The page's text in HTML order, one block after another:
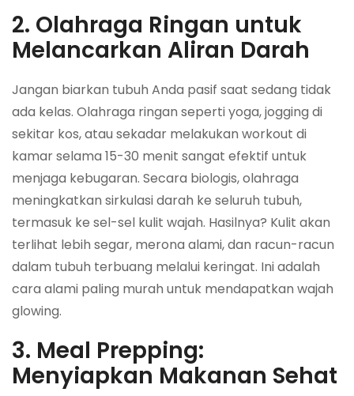
2. Olahraga Ringan untuk
Melancarkan Aliran Darah
Jangan biarkan tubuh Anda pasif saat sedang tidak
ada kelas. Olahraga ringan seperti yoga, jogging di
sekitar kos, atau sekadar melakukan workout di
kamar selama 15-30 menit sangat efektif untuk
menjaga kebugaran. Secara biologis, olahraga
meningkatkan sirkulasi darah ke seluruh tubuh,
termasuk ke sel-sel kulit wajah. Hasilnya? Kulit akan
terlihat lebih segar, merona alami, dan racun-racun
dalam tubuh terbuang melalui keringat. Ini adalah
cara alami paling murah untuk mendapatkan wajah
glowing.
3. Meal Prepping:
Menyiapkan Makanan Sehat